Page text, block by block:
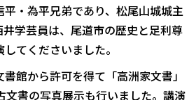
・為平兄弟であり、松尾山城城主
学芸員は、尾道市の歴史と足利尊
てくださいました。
館から許可を得て「高洲家文書」
文書の写真展示も行いました。講演